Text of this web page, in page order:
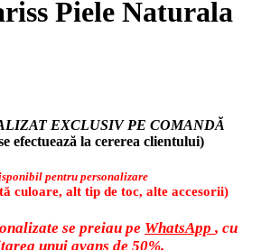
Piele Naturala
EXCLUSIV PE COMANDĂ
efectuează la cererea clientului)
pentru personalizare
culoare, alt tip de toc, alte accesorii)
se preiau pe WhatsApp , cu
unui avans de 50%.